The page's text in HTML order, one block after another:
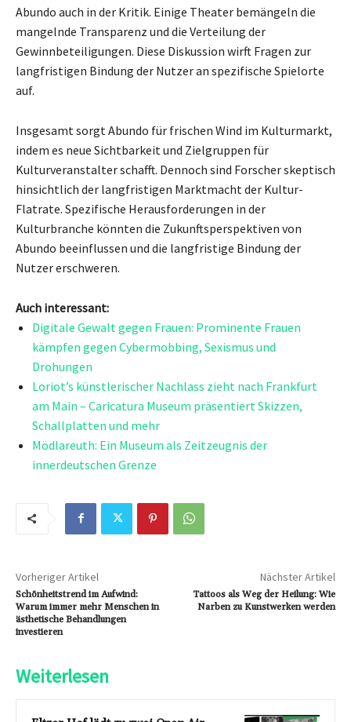
Abundo auch in der Kritik. Einige Theater bemängeln die
mangelnde Transparenz und die Verteilung der
Gewinnbeteiligungen. Diese Diskussion wirft Fragen zur
langfristigen Bindung der Nutzer an spezifische Spielorte
auf.
Insgesamt sorgt Abundo für frischen Wind im Kulturmarkt,
indem es neue Sichtbarkeit und Zielgruppen für
Kulturveranstalter schafft. Dennoch sind Forscher skeptisch
hinsichtlich der langfristigen Marktmacht der Kultur-
Flatrate. Spezifische Herausforderungen in der
Kulturbranche könnten die Zukunftsperspektiven von
Abundo beeinflussen und die langfristige Bindung der
Nutzer erschweren.
Auch interessant:
Digitale Gewalt gegen Frauen: Prominente Frauen
kämpfen gegen Cybermobbing, Sexismus und
Drohungen
Loriot’s künstlerischer Nachlass zieht nach Frankfurt
am Main – Caricatura Museum präsentiert Skizzen,
Schallplatten und mehr
Mödlareuth: Ein Museum als Zeitzeugnis der
innerdeutschen Grenze
Vorheriger Artikel
Schönheitstrend im Aufwind:
Warum immer mehr Menschen in
ästhetische Behandlungen
investieren
Nächster Artikel
Tattoos als Weg der Heilung: Wie
Narben zu Kunstwerken werden
Weiterlesen